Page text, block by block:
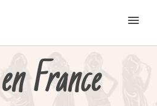
MENU
France